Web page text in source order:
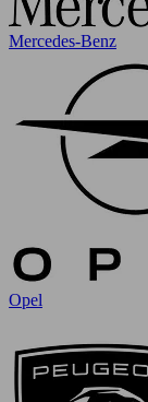
Mercedes-Benz
Opel